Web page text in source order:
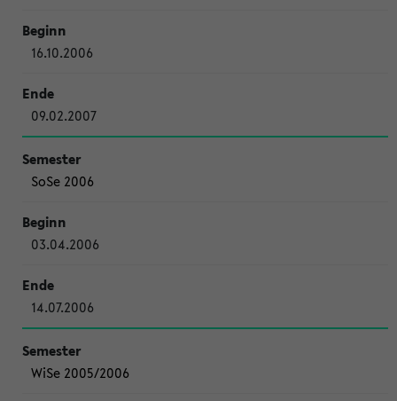
16.10.2006
09.02.2007
SoSe 2006
03.04.2006
14.07.2006
WiSe 2005/2006